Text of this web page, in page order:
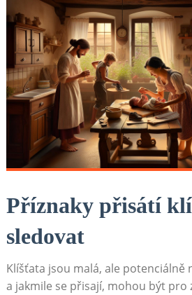
Příznaky přisátí
sledovat
Klíšťata jsou malá, ale potenciálně
a jakmile se přisají, mohou být pro